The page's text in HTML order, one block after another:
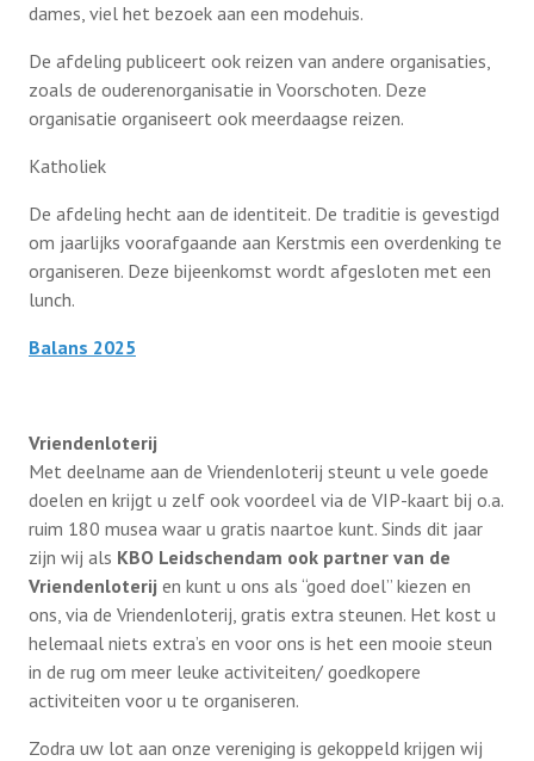
dames, viel het bezoek aan een modehuis.
De afdeling publiceert ook reizen van andere organisaties,
zoals de ouderenorganisatie in Voorschoten. Deze
organisatie organiseert ook meerdaagse reizen.
Katholiek
De afdeling hecht aan de identiteit. De traditie is gevestigd
om jaarlijks voorafgaande aan Kerstmis een overdenking te
organiseren. Deze bijeenkomst wordt afgesloten met een
lunch.
Balans 2025
Vriendenloterij
Met deelname aan de Vriendenloterij steunt u vele goede
doelen en krijgt u zelf ook voordeel via de VIP-kaart bij o.a.
ruim 180 musea waar u gratis naartoe kunt. Sinds dit jaar
zijn wij als KBO Leidschendam ook partner van de
Vriendenloterij en kunt u ons als “goed doel” kiezen en
ons, via de Vriendenloterij, gratis extra steunen. Het kost u
helemaal niets extra’s en voor ons is het een mooie steun
in de rug om meer leuke activiteiten/ goedkopere
activiteiten voor u te organiseren.
Zodra uw lot aan onze vereniging is gekoppeld krijgen wij